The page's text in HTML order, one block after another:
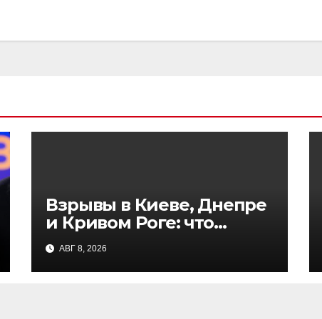
Взрывы в Киеве, Днепре
и Кривом Роге: что
известно к этому часу
АВГ 8, 2026